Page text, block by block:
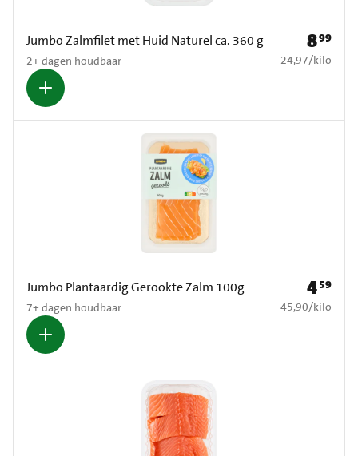
Jumbo Zalmfilet met Huid Naturel ca. 360 g
2+ dagen houdbaar
Prijs: €
899
€ 24,97 per kilo
24,97/kilo
Jumbo Plantaardig Gerookte Zalm 100g
7+ dagen houdbaar
Prijs: €
459
€ 45,90 per kilo
45,90/kilo